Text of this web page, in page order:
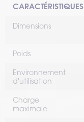
CARACTÉRISTIQUES
Dimensions
Poids
Environnement
d'utilisation
Charge
maximale